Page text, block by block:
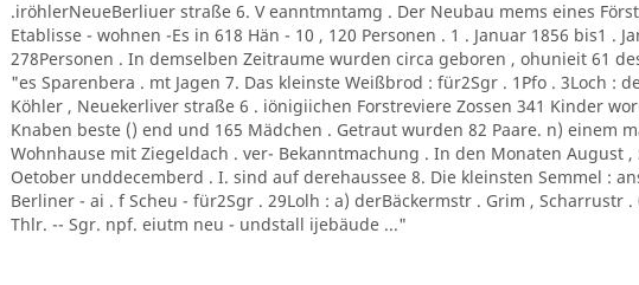
.iröhlerNeueBerliuer straße 6. V eanntmntamg . Der Neubau mems eines
Etablisse - wohnen -Es in 618 Hän - 10 , 120 Personen . 1 . Januar 1856 bis1 .
278Personen . In demselben Zeitraume wurden circa geboren , ohunieit 61
"es Sparenbera . mt Jagen 7. Das kleinste Weißbrod : für2Sgr . 1Pfo . 3Loch :
Köhler , Neuekerliver straße 6 . iönigiichen Forstreviere Zossen 341 Kinder
Knaben beste () end und 165 Mädchen . Getraut wurden 82 Paare. n) einem
Wohnhause mit Ziegeldach . ver- Bekanntmachung . In den Monaten August ,
Oetober unddecemberd . I. sind auf derehaussee 8. Die kleinsten Semmel :
Berliner - ai . f Scheu - für2Sgr . 29Lolh : a) derBäckermstr . Grim , Scharrustr
Thlr. -- Sgr. npf. eiutm neu - undstall ijebäude ..."